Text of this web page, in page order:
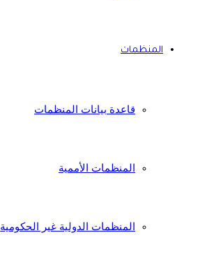
المنظمات
قاعدة بيانات المنظمات
المنظمات الأممية
المنظمات الدولية غير الحكومية